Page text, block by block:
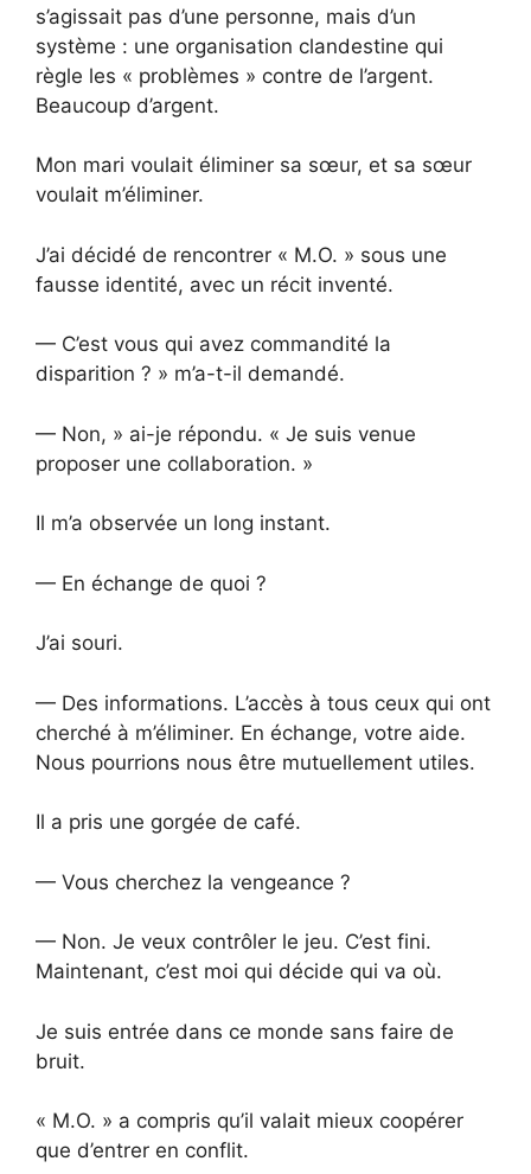
s’agissait pas d’une personne, mais d’un
système : une organisation clandestine qui
règle les « problèmes » contre de l’argent.
Beaucoup d’argent.
Mon mari voulait éliminer sa sœur, et sa sœur
voulait m’éliminer.
J’ai décidé de rencontrer « M.O. » sous une
fausse identité, avec un récit inventé.
— C’est vous qui avez commandité la
disparition ? » m’a-t-il demandé.
— Non, » ai-je répondu. « Je suis venue
proposer une collaboration. »
Il m’a observée un long instant.
— En échange de quoi ?
J’ai souri.
— Des informations. L’accès à tous ceux qui ont
cherché à m’éliminer. En échange, votre aide.
Nous pourrions nous être mutuellement utiles.
Il a pris une gorgée de café.
— Vous cherchez la vengeance ?
— Non. Je veux contrôler le jeu. C’est fini.
Maintenant, c’est moi qui décide qui va où.
Je suis entrée dans ce monde sans faire de
bruit.
« M.O. » a compris qu’il valait mieux coopérer
que d’entrer en conflit.